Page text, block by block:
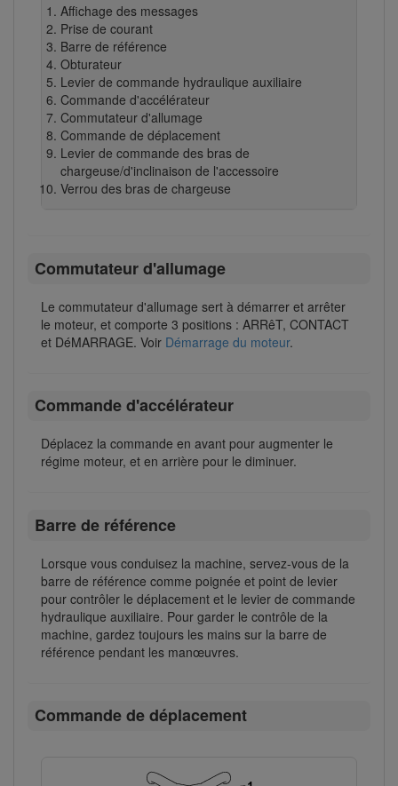
Affichage des messages
Prise de courant
Barre de référence
Obturateur
Levier de commande hydraulique auxiliaire
Commande d'accélérateur
Commutateur d'allumage
Commande de déplacement
Levier de commande des bras de
chargeuse/d'inclinaison de l'accessoire
Verrou des bras de chargeuse
Commutateur d'allumage
Le commutateur d'allumage sert à démarrer et arrêter
le moteur, et comporte 3 positions : ARRêT, CONTACT
et DéMARRAGE. Voir Démarrage du moteur.
Commande d'accélérateur
Déplacez la commande en avant pour augmenter le
régime moteur, et en arrière pour le diminuer.
Barre de référence
Lorsque vous conduisez la machine, servez-vous de la
barre de référence comme poignée et point de levier
pour contrôler le déplacement et le levier de commande
hydraulique auxiliaire. Pour garder le contrôle de la
machine, gardez toujours les mains sur la barre de
référence pendant les manœuvres.
Commande de déplacement